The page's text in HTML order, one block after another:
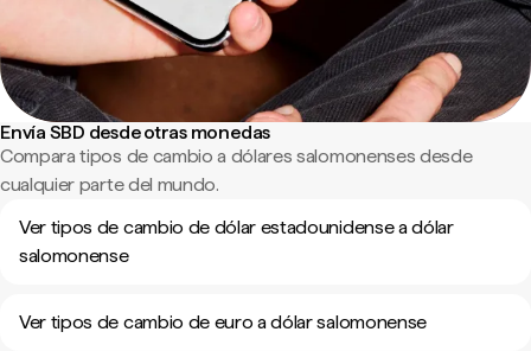
Envía SBD desde otras monedas
Compara tipos de cambio a dólares salomonenses desde
cualquier parte del mundo.
Ver tipos de cambio de dólar estadounidense a dólar
salomonense
Ver tipos de cambio de euro a dólar salomonense